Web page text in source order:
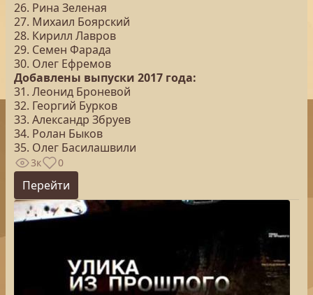
26. Рина Зеленая
27. Михаил Боярский
28. Кирилл Лавров
29. Семен Фарада
30. Олег Ефремов
Добавлены выпуски 2017 года:
31. Леонид Броневой
32. Георгий Бурков
33. Александр Збруев
34. Ролан Быков
35. Олег Басилашвили
3к 0
Перейти